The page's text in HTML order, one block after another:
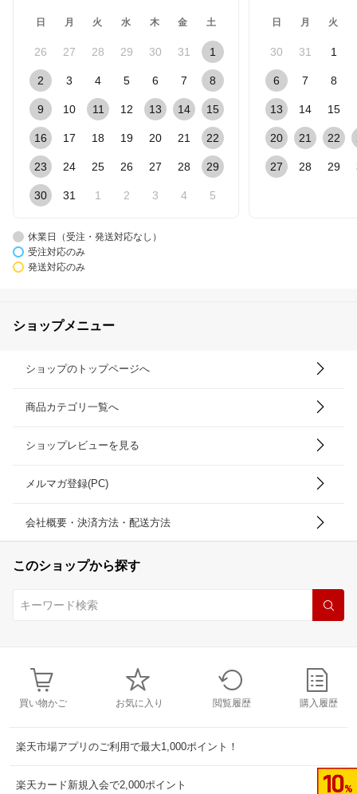
日 月 火 水 木 金 土
26 27 28 29 30 31 1
2 3 4 5 6 7 8
9 10 11 12 13 14 15
16 17 18 19 20 21 22
23 24 25 26 27 28 29
30 31 1 2 3 4 5
日 月 火
30 31 1
6 7 8
13 14 15
20 21 22
27 28 29
休業日（受注・発送対応なし）
受注対応のみ
発送対応のみ
ショップメニュー
ショップのトップページへ
商品カテゴリ一覧へ
ショップレビューを見る
メルマガ登録(PC)
会社概要・決済方法・配送方法
このショップから探す
買い物かご お気に入り 閲覧履歴 購入履歴
楽天市場アプリのご利用で最大1,000ポイント！
楽天カード新規入会で2,000ポイント